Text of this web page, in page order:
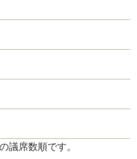
議席数順です。